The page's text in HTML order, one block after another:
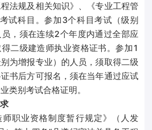
法规及相关知识》、《专业工程管
试科目。参加3个科目考试（级别
，须在连续2个年度内通过全部应
二级建造师执业资格证书。参加1
为增报专业）的人员，须取得二级
书后方可报名，须在当年通过应试
类别考试合格证明。
师职业资格制度暂行规定》（人发